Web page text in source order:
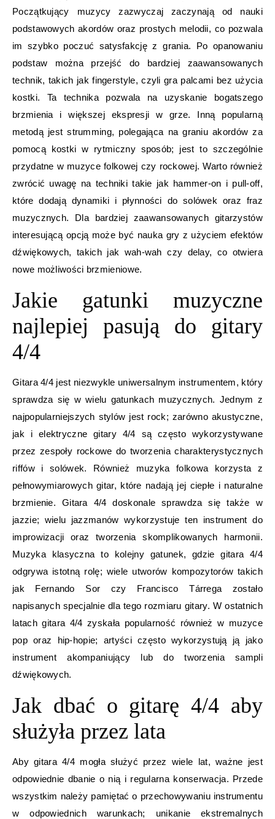
Początkujący muzycy zazwyczaj zaczynają od nauki
podstawowych akordów oraz prostych melodii, co pozwala
im szybko poczuć satysfakcję z grania. Po opanowaniu
podstaw można przejść do bardziej zaawansowanych
technik, takich jak fingerstyle, czyli gra palcami bez użycia
kostki. Ta technika pozwala na uzyskanie bogatszego
brzmienia i większej ekspresji w grze. Inną popularną
metodą jest strumming, polegająca na graniu akordów za
pomocą kostki w rytmiczny sposób; jest to szczególnie
przydatne w muzyce folkowej czy rockowej. Warto również
zwrócić uwagę na techniki takie jak hammer-on i pull-off,
które dodają dynamiki i płynności do solówek oraz fraz
muzycznych. Dla bardziej zaawansowanych gitarzystów
interesującą opcją może być nauka gry z użyciem efektów
dźwiękowych, takich jak wah-wah czy delay, co otwiera
nowe możliwości brzmieniowe.
Jakie gatunki muzyczne
najlepiej pasują do gitary
4/4
Gitara 4/4 jest niezwykle uniwersalnym instrumentem, który
sprawdza się w wielu gatunkach muzycznych. Jednym z
najpopularniejszych stylów jest rock; zarówno akustyczne,
jak i elektryczne gitary 4/4 są często wykorzystywane
przez zespoły rockowe do tworzenia charakterystycznych
riffów i solówek. Również muzyka folkowa korzysta z
pełnowymiarowych gitar, które nadają jej ciepłe i naturalne
brzmienie. Gitara 4/4 doskonale sprawdza się także w
jazzie; wielu jazzmanów wykorzystuje ten instrument do
improwizacji oraz tworzenia skomplikowanych harmonii.
Muzyka klasyczna to kolejny gatunek, gdzie gitara 4/4
odgrywa istotną rolę; wiele utworów kompozytorów takich
jak Fernando Sor czy Francisco Tárrega zostało
napisanych specjalnie dla tego rozmiaru gitary. W ostatnich
latach gitara 4/4 zyskała popularność również w muzyce
pop oraz hip-hopie; artyści często wykorzystują ją jako
instrument akompaniujący lub do tworzenia sampli
dźwiękowych.
Jak dbać o gitarę 4/4 aby
służyła przez lata
Aby gitara 4/4 mogła służyć przez wiele lat, ważne jest
odpowiednie dbanie o nią i regularna konserwacja. Przede
wszystkim należy pamiętać o przechowywaniu instrumentu
w odpowiednich warunkach; unikanie ekstremalnych